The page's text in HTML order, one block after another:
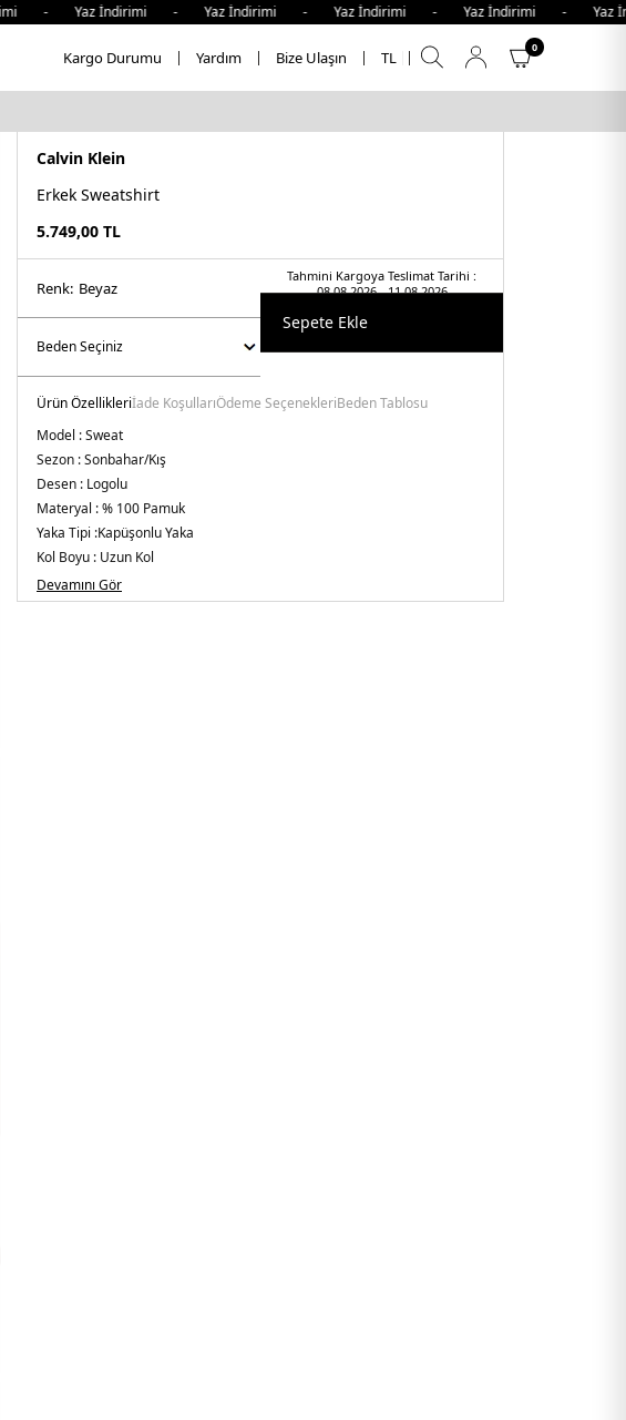
İndirimi - Yaz İndirimi - Yaz İndirimi - Yaz İndirimi -
Kargo Durumu Yardım Bize Ulaşın TL
0
Calvin Klein
Erkek Sweatshirt
5.749,00 TL
Tahmini Kargoya Teslimat Tarihi :
08.08.2026 - 11.08.2026
Renk: beyaz
Sepete Ekle
Ürün Özellikleriİade KoşullarıÖdeme SeçenekleriBeden Tablosu
Model :Sweat
Sezon :Sonbahar/Kış
Desen : Logolu
Materyal :% 100 Pamuk
Yaka Tipi :Kapüşonlu Yaka
Kol Boyu : Uzun Kol
Kalıp Bilgisi :Relaxed Fit
Detaylar :- Ribanalı etek ucu ve manşetler
Devamını Gör